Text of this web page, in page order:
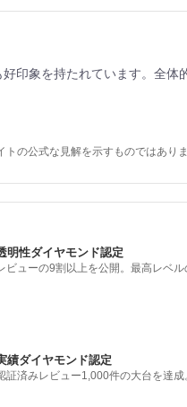
印象を持たれています。全
の公式な見解を示すものではありま
明性ダイヤモンド認定
ビューの9割以上を公開。最高レベ
績ダイヤモンド認定
証済みレビュー1,000件の大台を達